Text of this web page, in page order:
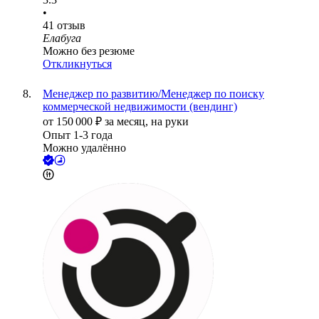
•
41 отзыв
Елабуга
Можно без резюме
Откликнуться
Менеджер по развитию/Менеджер по поиску
коммерческой недвижимости (вендинг)
от 150 000 ₽ за месяц, на руки
Опыт 1-3 года
Можно удалённо